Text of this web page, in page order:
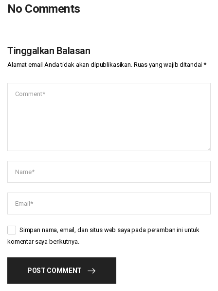
No Comments
Tinggalkan Balasan
Alamat email Anda tidak akan dipublikasikan. Ruas yang wajib ditandai*
Simpan nama, email, dan situs web saya pada peramban ini untuk
komentar saya berikutnya.
POST COMMENT